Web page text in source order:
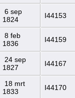
6 sep
1824
I44153
8 feb
1836
I44159
24 sep
1827
I44167
18 mrt
1833
I44170